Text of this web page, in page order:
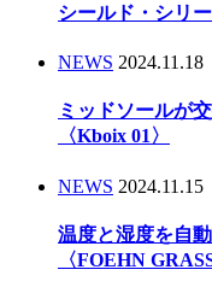
シールド・シリ
NEWS 2024.11.18
ミッドソールが
〈Kboix 01〉
NEWS 2024.11.15
温度と湿度を自
〈FOEHN GRASS